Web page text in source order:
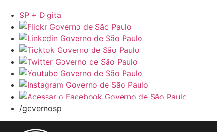
SP + Digital
/governosp